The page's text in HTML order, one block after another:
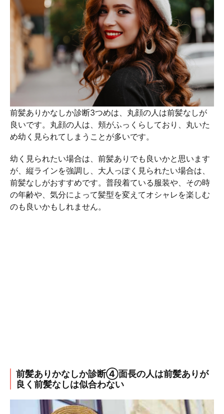
前髪ありかなしか診断3つめは、丸顔の人は前髪なしが
良いです。丸顔の人は、頬がふっくらしており、丸いた
め幼く見られてしまうことが多いです。
幼く見られたい場合は、前髪ありでも良いかと思います
が、縦ラインを強調し、大人っぽく見られたい場合は、
前髪なしがおすすめです。普段着ている服装や、その時
の年齢や、気分によって髪型を変えてオシャレを楽しむ
のも良いかもしれません。
前髪ありかなしか診断④面長の人は前髪ありが
良く前髪なしは似合わない